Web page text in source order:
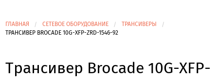
ГЛАВНАЯ СЕТЕВОЕ ОБОРУДОВАНИЕ
ТРАНСИВЕРЫ
ТРАНСИВЕР BROCADE 10G-XFP-ZRD-1546-92
Трансивер Brocade 10G-XFP-